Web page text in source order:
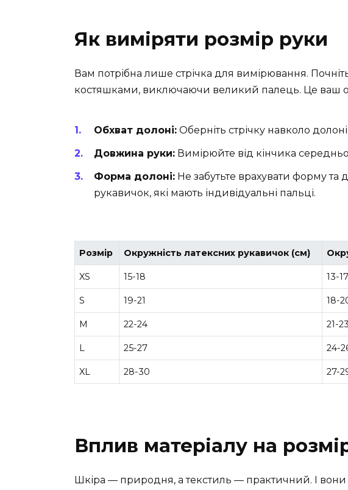
Як виміряти розмір руки
Вам потрібна лише стрічка для вимірювання.
костяшками, виключаючи великий палець. Це ваш
Обхват долоні: Оберніть стрічку навколо
Довжина руки: Вимірюйте від кінчика
Форма долоні: Не забутьте врахувати форму
рукавичок, які мають індивідуальні пальці.
Розмір Окружність латексних рукавичок (см)
XS 15-18 13-17
S 19-21 18-
M 22-24 21-23
L 25-27 24-
XL 28-30 27-
Вплив матеріалу на
Шкіра — природня, а текстиль — практичний. І вони